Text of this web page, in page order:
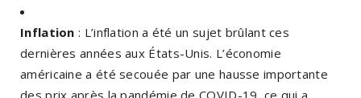
Inflation : L’inflation a été un sujet brûlant ces
dernières années aux États-Unis. L’économie
américaine a été secouée par une hausse importante
des prix après la pandémie de COVID-19, ce qui a